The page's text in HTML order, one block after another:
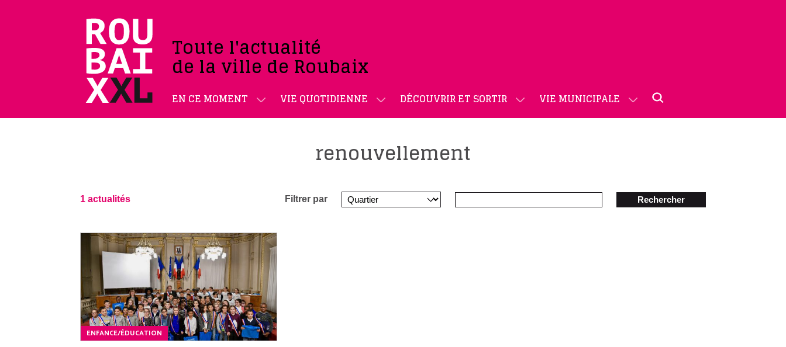
Toute l'actualité
de la ville de Roubaix
EN CE MOMENT VIE QUOTIDIENNE DÉCOUVRIR ET SORTIR VIE MUNICIPALE
renouvellement
1 actualités Filtrer par Rechercher
ENFANCE/ÉDUCATION